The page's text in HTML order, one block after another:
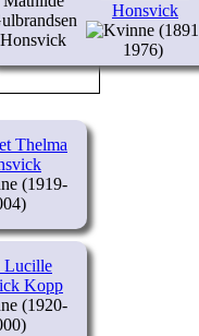
Honsvick
1976)
Thelma
(1919-
Lucille
Kopp
(1920-